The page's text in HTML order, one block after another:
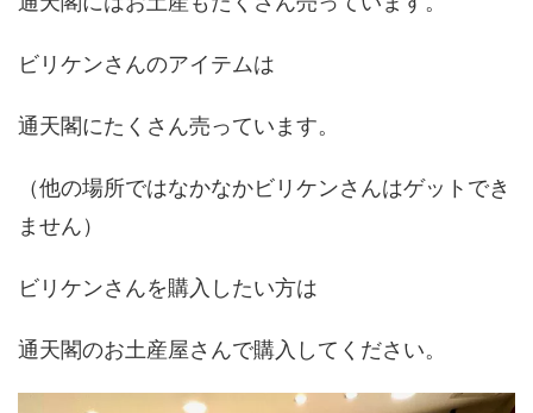
ビリケンさんのアイテムは
通天閣にたくさん売っています。
（他の場所ではなかなかビリケンさんはゲットでき
ません）
ビリケンさんを購入したい方は
通天閣のお土産屋さんで購入してください。